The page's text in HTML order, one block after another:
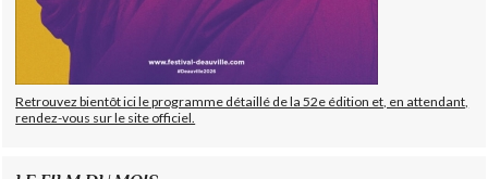
Retrouvez bientôt ici le programme détaillé de la 52e édition et, en attendant,
rendez-vous sur le site officiel.